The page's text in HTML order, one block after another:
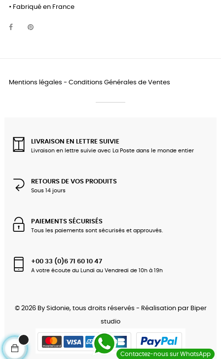
• Fabriqué en France
Mentions légales - Conditions Générales de Ventes
LIVRAISON EN LETTRE SUIVIE
Livraison en lettre suivie avec La Poste dans le monde entier
RETOURS DE VOS PRODUITS
Sous 14 jours
PAIEMENTS SÉCURISÉS
Tous les paiements sont sécurisés et approuvés.
+00 33 (0)6 71 60 10 47
A votre écoute du Lundi au Vendredi de 10h à 19h
© 2026 By Sidonie, tous droits réservés - Réalisation par Biper
studio
Contactez-nous sur WhatsApp